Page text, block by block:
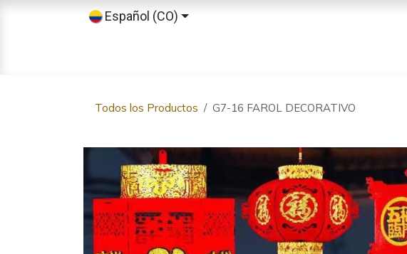
Español (CO)
Todos los Productos G7-16 FAROL DECORATIVO